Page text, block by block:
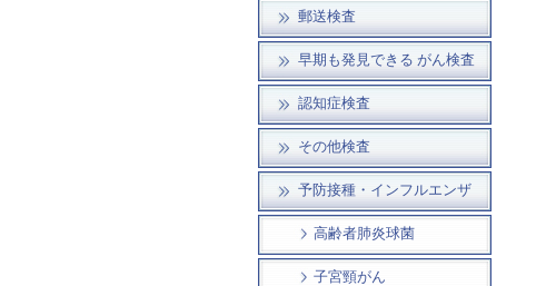
郵送検査
早期も発見できる がん検査
認知症検査
その他検査
予防接種・インフルエンザ
高齢者肺炎球菌
子宮頸がん